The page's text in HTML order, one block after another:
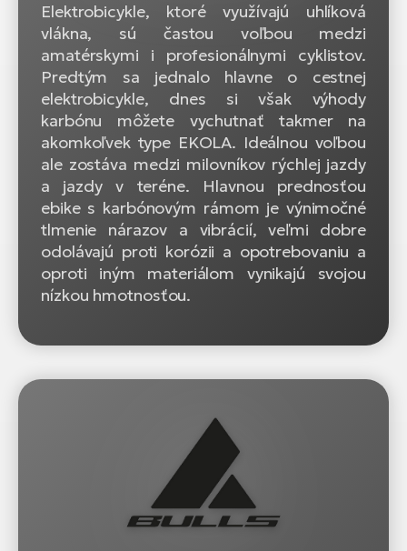
Elektrobicykle, ktoré využívajú uhlíková
vlákna, sú častou voľbou medzi
amatérskymi i profesionálnymi cyklistov.
Predtým sa jednalo hlavne o cestnej
elektrobicykle, dnes si však výhody
karbónu môžete vychutnať takmer na
akomkoľvek type EKOLA. Ideálnou voľbou
ale zostáva medzi milovníkov rýchlej jazdy
a jazdy v teréne. Hlavnou prednosťou
ebike s karbónovým rámom je výnimočné
tlmenie nárazov a vibrácií, veľmi dobre
odolávajú proti korózii a opotrebovaniu a
oproti iným materiálom vynikajú svojou
nízkou hmotnosťou.